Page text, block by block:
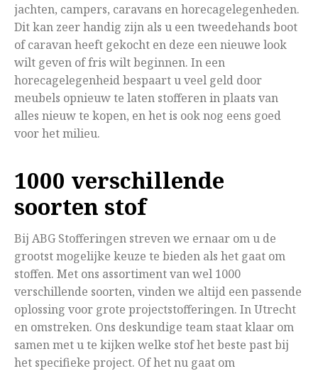
jachten, campers, caravans en horecagelegenheden.
Dit kan zeer handig zijn als u een tweedehands boot
of caravan heeft gekocht en deze een nieuwe look
wilt geven of fris wilt beginnen. In een
horecagelegenheid bespaart u veel geld door
meubels opnieuw te laten stofferen in plaats van
alles nieuw te kopen, en het is ook nog eens goed
voor het milieu.
1000 verschillende
soorten stof
Bij ABG Stofferingen streven we ernaar om u de
grootst mogelijke keuze te bieden als het gaat om
stoffen. Met ons assortiment van wel 1000
verschillende soorten, vinden we altijd een passende
oplossing voor grote projectstofferingen. In Utrecht
en omstreken. Ons deskundige team staat klaar om
samen met u te kijken welke stof het beste past bij
het specifieke project. Of het nu gaat om